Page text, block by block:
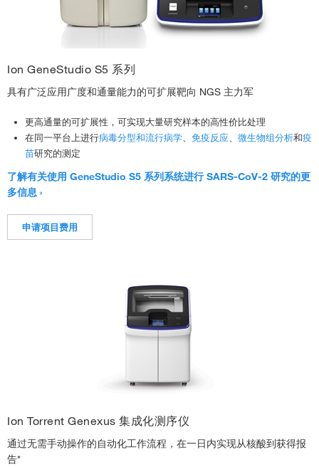
Ion GeneStudio S5 系列
具有广泛应用广度和通量能力的可扩展靶向 NGS 主力军
更高通量的可扩展性，可实现大量研究样本的高性价比处理
在同一平台上进行病毒分型和流行病学 免疫反应 微生物组分析和疫
苗研究的测定
了解有关使用 GeneStudio S5 系列系统进行 SARS-CoV-2 研究的更
多信息 ›
申请项目费用
Ion Torrent Genexus 集成化测序仪
通过无需手动操作的自动化工作流程，在一日内实现从核酸到获得报
告*